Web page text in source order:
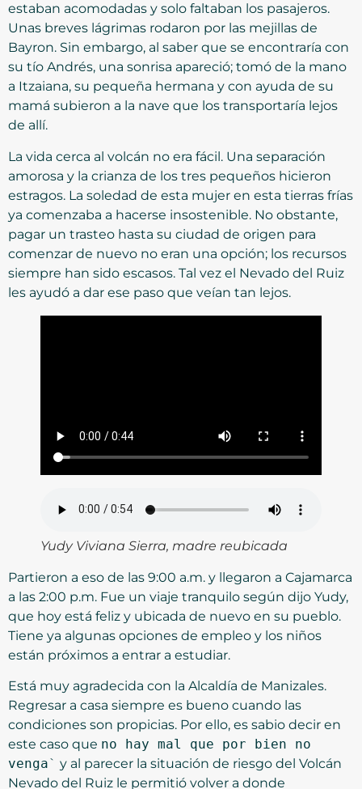
estaban acomodadas y solo faltaban los pasajeros.
Unas breves lágrimas rodaron por las mejillas de
Bayron. Sin embargo, al saber que se encontraría con
su tío Andrés, una sonrisa apareció; tomó de la mano
a Itzaiana, su pequeña hermana y con ayuda de su
mamá subieron a la nave que los transportaría lejos
de allí.
La vida cerca al volcán no era fácil. Una separación
amorosa y la crianza de los tres pequeños hicieron
estragos. La soledad de esta mujer en esta tierras frías
ya comenzaba a hacerse insostenible. No obstante,
pagar un trasteo hasta su ciudad de origen para
comenzar de nuevo no eran una opción; los recursos
siempre han sido escasos. Tal vez el Nevado del Ruiz
les ayudó a dar ese paso que veían tan lejos.
Yudy Viviana Sierra, madre reubicada
Partieron a eso de las 9:00 a.m. y llegaron a Cajamarca
a las 2:00 p.m. Fue un viaje tranquilo según dijo Yudy,
que hoy está feliz y ubicada de nuevo en su pueblo.
Tiene ya algunas opciones de empleo y los niños
están próximos a entrar a estudiar.
Está muy agradecida con la Alcaldía de Manizales.
Regresar a casa siempre es bueno cuando las
condiciones son propicias. Por ello, es sabio decir en
este caso que no hay mal que por bien no
venga` y al parecer la situación de riesgo del Volcán
Nevado del Ruiz le permitió volver a donde